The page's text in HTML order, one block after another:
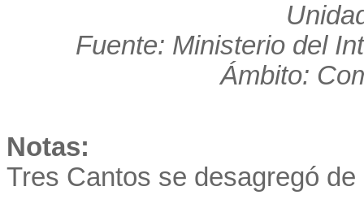
Fuente: Ministerio del
Ámbito:
Notas:
Tres Cantos se desagregó